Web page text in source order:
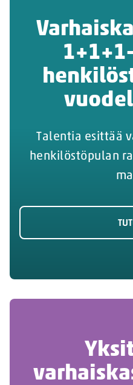
Talentia esittää
henkilöstöpulan